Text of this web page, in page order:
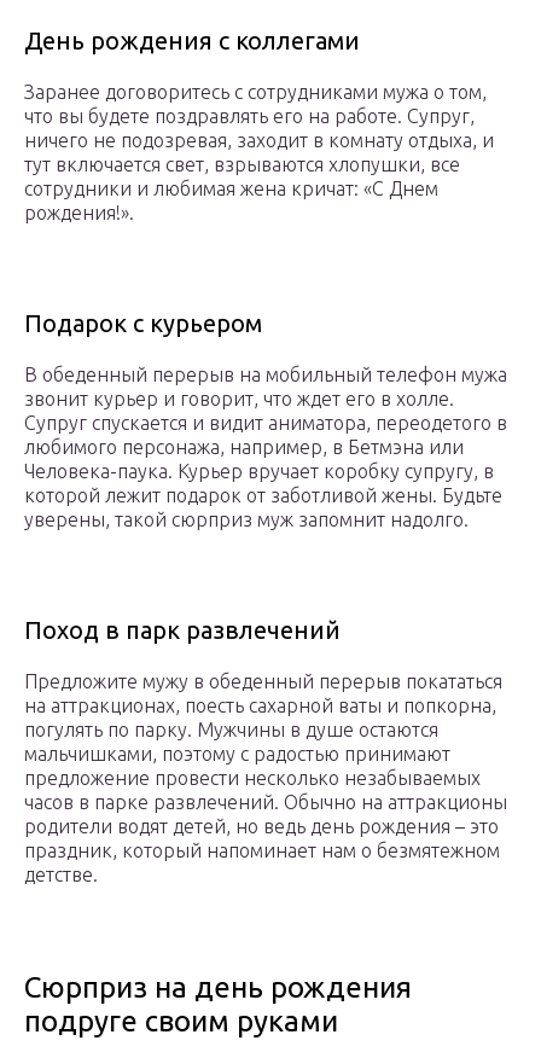
День рождения с коллегами
Заранее договоритесь с сотрудниками мужа о том,
что вы будете поздравлять его на работе. Супруг,
ничего не подозревая, заходит в комнату отдыха, и
тут включается свет, взрываются хлопушки, все
сотрудники и любимая жена кричат: «С Днем
рождения!».
Подарок с курьером
В обеденный перерыв на мобильный телефон мужа
звонит курьер и говорит, что ждет его в холле.
Супруг спускается и видит аниматора, переодетого в
любимого персонажа, например, в Бетмэна или
Человека-паука. Курьер вручает коробку супругу, в
которой лежит подарок от заботливой жены. Будьте
уверены, такой сюрприз муж запомнит надолго.
Поход в парк развлечений
Предложите мужу в обеденный перерыв покататься
на аттракционах, поесть сахарной ваты и попкорна,
погулять по парку. Мужчины в душе остаются
мальчишками, поэтому с радостью принимают
предложение провести несколько незабываемых
часов в парке развлечений. Обычно на аттракционы
родители водят детей, но ведь день рождения – это
праздник, который напоминает нам о безмятежном
детстве.
Сюрприз на день рождения
подруге своим руками